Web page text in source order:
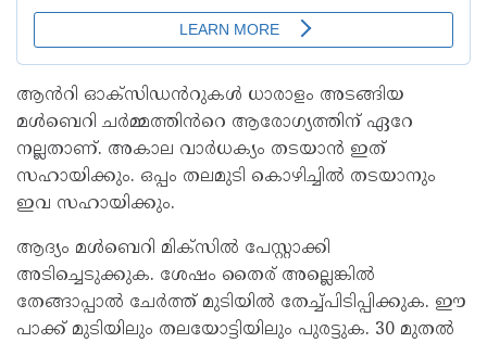
ആൻറി ഓക്സിഡൻറുകൾ ധാരാളം അടങ്ങിയ
മൾബെറി ചർമ്മത്തിൻറെ ആരോഗ്യത്തിന് ഏറേ
നല്ലതാണ്. അകാല വാർധക്യം തടയാൻ ഇത്
സഹായിക്കും. ഒപ്പം തലമുടി കൊഴിച്ചിൽ തടയാനും
ഇവ സഹായിക്കും.
ആദ്യം മൾബെറി മിക്സിൽ പേസ്റ്റാക്കി
അടിച്ചെടുക്കുക. ശേഷം തൈര് അല്ലെങ്കിൽ
തേങ്ങാപ്പാൽ ചേർത്ത് മുടിയിൽ തേച്ച്പിടിപ്പിക്കുക. ഈ
പാക്ക് മുടിയിലും തലയോട്ടിയിലും പുരട്ടുക. 30 മുതൽ